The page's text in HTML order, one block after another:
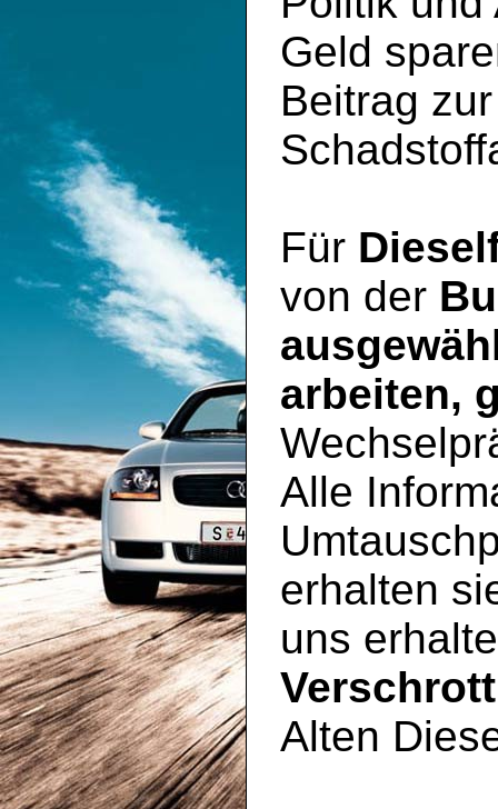
Geld
Beitrag
Für
von der
arbeiten,
Alle
erhalten
uns
Alten